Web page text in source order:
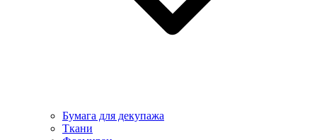
Бумага для декупажа
Ткани